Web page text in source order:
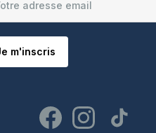
m'inscris